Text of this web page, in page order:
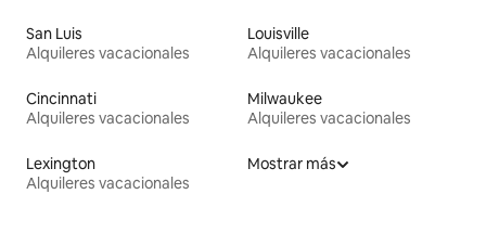
San Luis
Alquileres vacacionales
Louisville
Alquileres vacacionales
Cincinnati
Alquileres vacacionales
Milwaukee
Alquileres vacacionales
Lexington
Alquileres vacacionales
Mostrar más